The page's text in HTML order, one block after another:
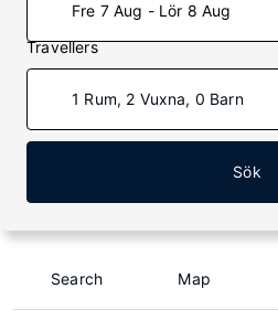
Fre 7 Aug - Lör 8 Aug
Travellers
1 Rum, 2 Vuxna, 0 Barn
Sök
Search Map